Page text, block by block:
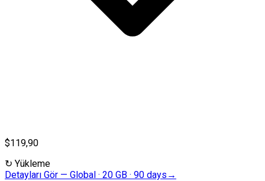
$119,90
↻ Yükleme
Detayları Gör — Global · 20 GB · 90 days →